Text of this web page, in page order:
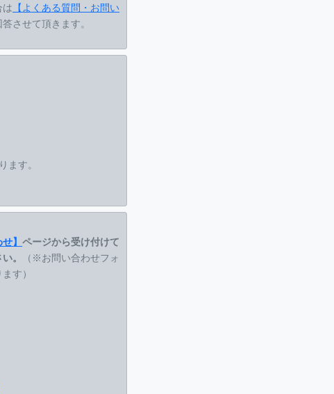
【よくある質問・お問い
させて頂きます。
す。
】 ページから受け付けて
。
（※お問い合わせフォ
す）